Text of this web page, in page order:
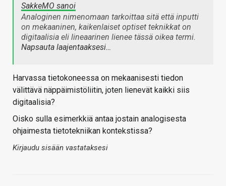
SakkeMO sanoi
Analoginen nimenomaan tarkoittaa sitä että inputti
on mekaaninen, kaikenlaiset optiset teknikkat on
digitaalisia eli lineaarinen lienee tässä oikea termi.
Napsauta laajentaaksesi…
Harvassa tietokoneessa on mekaanisesti tiedon
välittävä näppäimistöliitin, joten lienevät kaikki siis
digitaalisia?
Oisko sulla esimerkkiä antaa jostain analogisesta
ohjaimesta tietotekniikan kontekstissa?
Kirjaudu sisään vastataksesi